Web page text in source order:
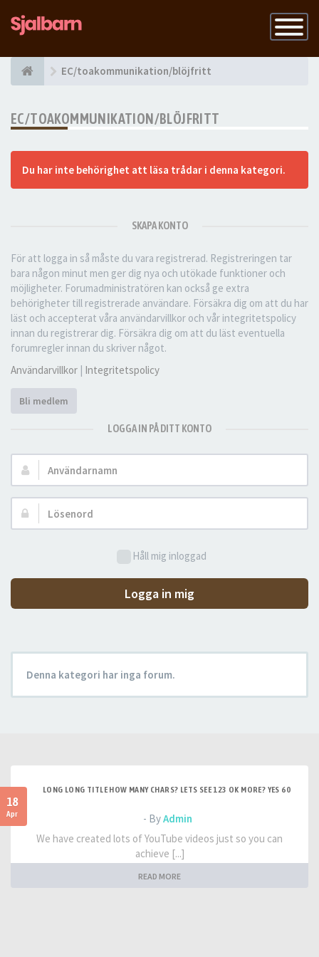
Slå
på
EC/toakommunikation/blöjfritt
EC/TOAKOMMUNIKATION/BLÖJFRITT
Du har inte behörighet att läsa trådar i denna kategori.
SKAPA KONTO
För att logga in så måste du vara registrerad. Registreringen tar
bara någon minut men ger dig nya och utökade funktioner och
möjligheter. Forumadministratören kan också ge extra
behörigheter till registrerade användare. Försäkra dig om att du har
läst och accepterat våra användarvillkor och vår integritetspolicy
innan du registrerar dig. Försäkra dig om att du läst eventuella
forumregler innan du skriver något.
Användarvillkor | Integritetspolicy
Bli medlem
LOGGA IN PÅ DITT KONTO
Användarnamn:
Lösenord:
Håll mig inloggad
Logga in mig
Denna kategori har inga forum.
18
Apr
LONG LONG TITLE HOW MANY CHARS? LETS SEE 123 OK MORE? YES 60
- ByAdmin
We have created lots of YouTube videos just so you can
achieve [...]
READ MORE